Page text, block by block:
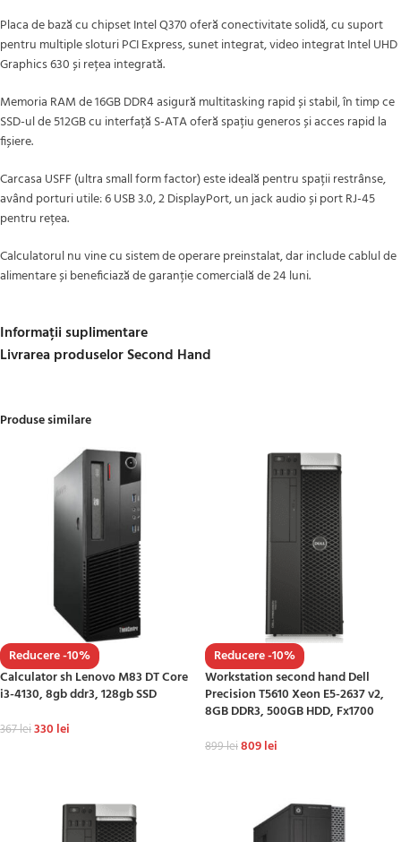
Placa de bază cu chipset Intel Q370 oferă conectivitate solidă, cu suport
pentru multiple sloturi PCI Express, sunet integrat, video integrat Intel UHD
Graphics 630 și rețea integrată.
Memoria RAM de 16GB DDR4 asigură multitasking rapid și stabil, în timp ce
SSD-ul de 512GB cu interfață S-ATA oferă spațiu generos și acces rapid la
fișiere.
Carcasa USFF (ultra small form factor) este ideală pentru spații restrânse,
având porturi utile: 6 USB 3.0, 2 DisplayPort, un jack audio și port RJ-45
pentru rețea.
Calculatorul nu vine cu sistem de operare preinstalat, dar include cablul de
alimentare și beneficiază de garanție comercială de 24 luni.
Informații suplimentare
Livrarea produselor Second Hand
Produse similare
Reducere -10%
Calculator sh Lenovo M83 DT Core
i3-4130, 8gb ddr3, 128gb SSD
367lei330 lei
Reducere -10%
Workstation second hand Dell
Precision T5610 Xeon E5-2637 v2,
8GB DDR3, 500GB HDD, Fx1700
899lei809lei